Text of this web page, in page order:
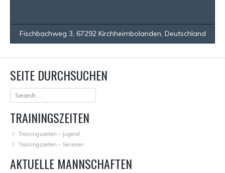
Fischbachweg 3, 67292 Kirchheimbolanden, Deutschland
SEITE DURCHSUCHEN
TRAININGSZEITEN
Trainingszeiten – Jugend
Trainingszeiten – Senioren
AKTUELLE MANNSCHAFTEN